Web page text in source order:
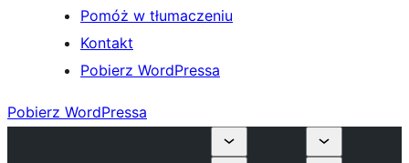
Pomóż w tłumaczeniu
Kontakt
Pobierz WordPressa
Pobierz WordPressa